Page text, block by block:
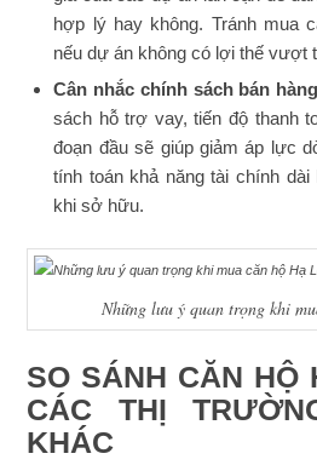
hợp lý hay không. Tránh mua
nếu dự án không có lợi thế vượt
Cân nhắc chính sách bán
sách hỗ trợ vay, tiến độ thanh
đoạn đầu sẽ giúp giảm áp lực
tính toán khả năng tài chính
khi sở hữu.
Những lưu ý quan trọng khi
SO SÁNH CĂN HỘ
CÁC THỊ
KHÁC